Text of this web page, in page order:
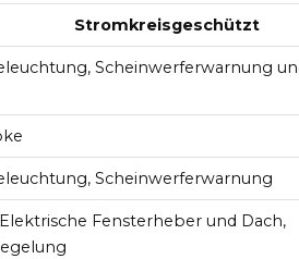
Stromkreisgeschützt
Scheinwerferwarnung
Scheinwerferwarnung
Fensterheber und Dach,